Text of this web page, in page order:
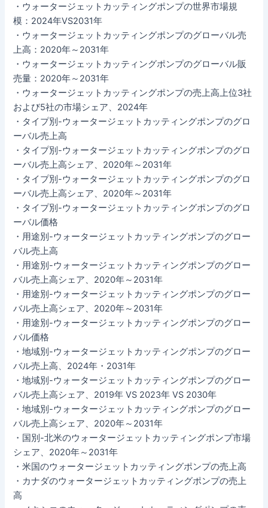
・ウォータージェットカッティングポンプの世界市場規
模：2024年VS2031年
・ウォータージェットカッティングポンプのグローバル売
上高：2020年～2031年
・ウォータージェットカッティングポンプのグローバル販
売量：2020年～2031年
・ウォータージェットカッティングポンプの売上高上位3社
および5社の市場シェア、2024年
・タイプ別-ウォータージェットカッティングポンプのグロ
ーバル売上高
・タイプ別-ウォータージェットカッティングポンプのグロ
ーバル売上高シェア、2020年～2031年
・タイプ別-ウォータージェットカッティングポンプのグロ
ーバル売上高シェア、2020年～2031年
・タイプ別-ウォータージェットカッティングポンプのグロ
ーバル価格
・用途別-ウォータージェットカッティングポンプのグロー
バル売上高
・用途別-ウォータージェットカッティングポンプのグロー
バル売上高シェア、2020年～2031年
・用途別-ウォータージェットカッティングポンプのグロー
バル売上高シェア、2020年～2031年
・用途別-ウォータージェットカッティングポンプのグロー
バル価格
・地域別-ウォータージェットカッティングポンプのグロー
バル売上高、2024年・2031年
・地域別-ウォータージェットカッティングポンプのグロー
バル売上高シェア、2019年 VS 2023年 VS 2030年
・地域別-ウォータージェットカッティングポンプのグロー
バル売上高シェア、2020年～2031年
・国別-北米のウォータージェットカッティングポンプ市場
シェア、2020年～2031年
・米国のウォータージェットカッティングポンプの売上高
・カナダのウォータージェットカッティングポンプの売上
高